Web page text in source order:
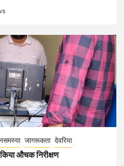
जागरूकता देवरिया
औचक निरीक्षण